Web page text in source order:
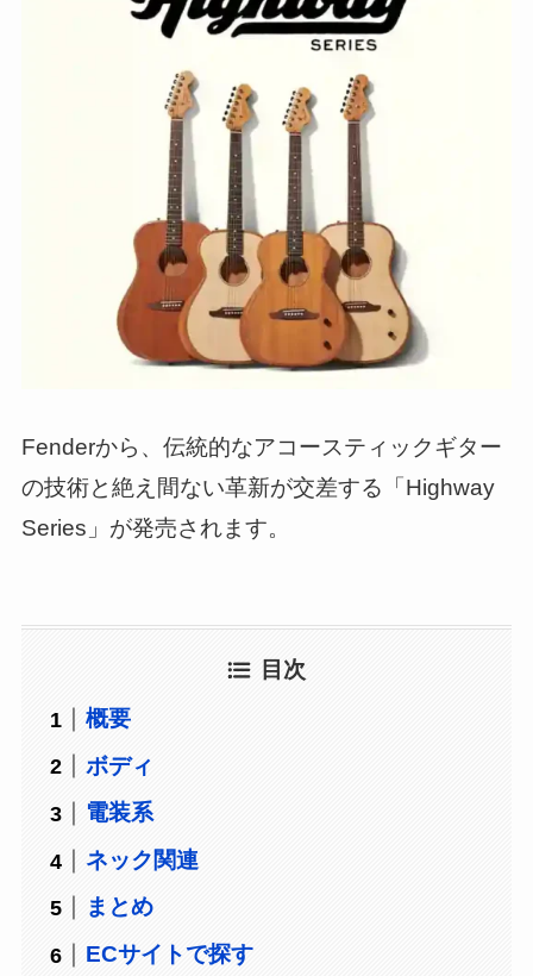
Fenderから、伝統的なアコースティックギター
の技術と絶え間ない革新が交差する「Highway
Series」が発売されます。
目次
概要
ボディ
電装系
ネック関連
まとめ
ECサイトで探す